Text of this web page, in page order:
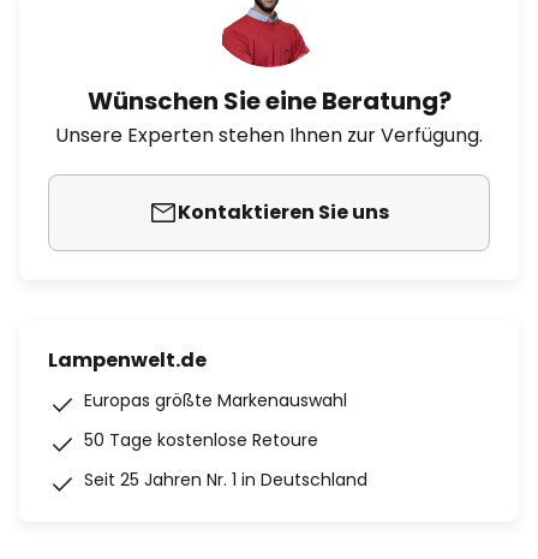
Wünschen Sie eine Beratung?
Unsere Experten stehen Ihnen zur Verfügung.
Kontaktieren Sie uns
Lampenwelt.de
Europas größte Markenauswahl
50 Tage kostenlose Retoure
Seit 25 Jahren Nr. 1 in Deutschland